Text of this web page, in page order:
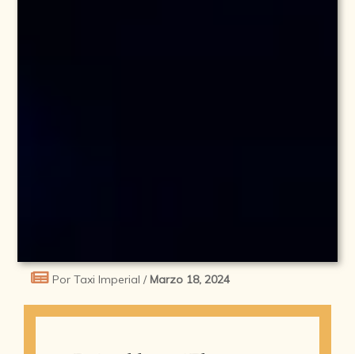
Por Taxi Imperial / Marzo 18, 2024